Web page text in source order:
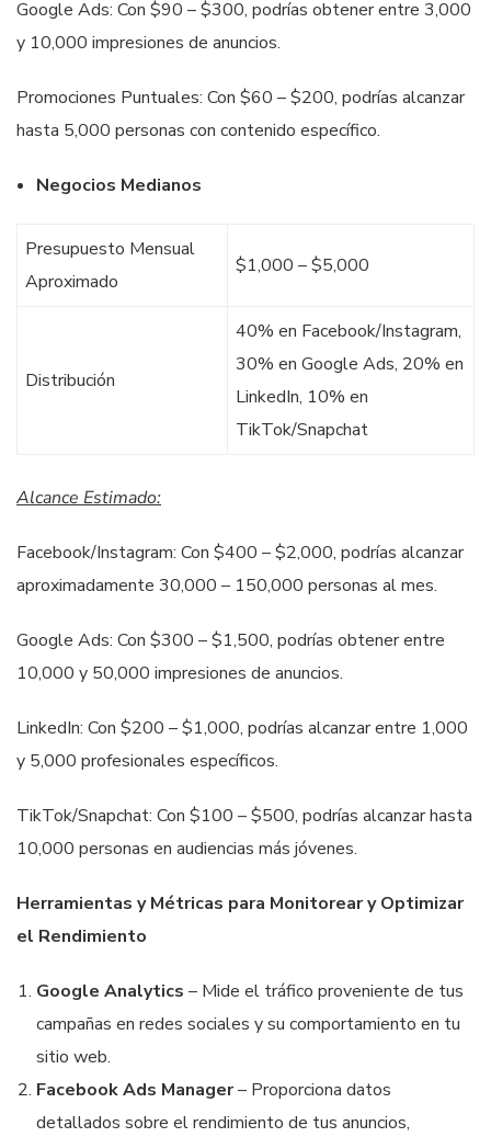
Google Ads: Con $90 – $300, podrías obtener entre 3,000
y 10,000 impresiones de anuncios.
Promociones Puntuales: Con $60 – $200, podrías alcanzar
hasta 5,000 personas con contenido específico.
Negocios Medianos
Presupuesto Mensual
Aproximado
$1,000 – $5,000
Distribución
40% en Facebook/Instagram,
30% en Google Ads, 20% en
LinkedIn, 10% en
TikTok/Snapchat
Alcance Estimado:
Facebook/Instagram: Con $400 – $2,000, podrías alcanzar
aproximadamente 30,000 – 150,000 personas al mes.
Google Ads: Con $300 – $1,500, podrías obtener entre
10,000 y 50,000 impresiones de anuncios.
LinkedIn: Con $200 – $1,000, podrías alcanzar entre 1,000
y 5,000 profesionales específicos.
TikTok/Snapchat: Con $100 – $500, podrías alcanzar hasta
10,000 personas en audiencias más jóvenes.
Herramientas y Métricas para Monitorear y Optimizar
el Rendimiento
Google Analytics – Mide el tráfico proveniente de tus
campañas en redes sociales y su comportamiento en tu
sitio web.
Facebook Ads Manager– Proporciona datos
detallados sobre el rendimiento de tus anuncios,